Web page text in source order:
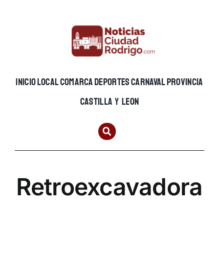
INICIOLOCALCOMARCADEPORTESCARNAVALPROVINCIA
CASTILLA Y LEON
Retroexcavadora